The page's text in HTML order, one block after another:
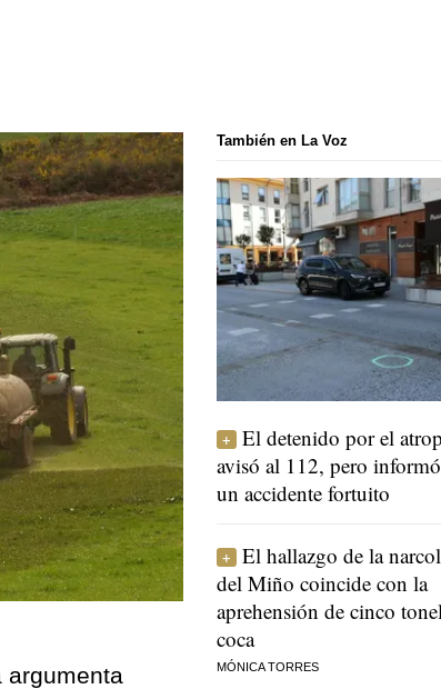
argumenta
También en La Voz
El detenido por el
avisó al 112, pero
un accidente fortuito
El hallazgo de la
del Miño coincide con la
aprehensión de cinco
coca
MÓNICA TORRES